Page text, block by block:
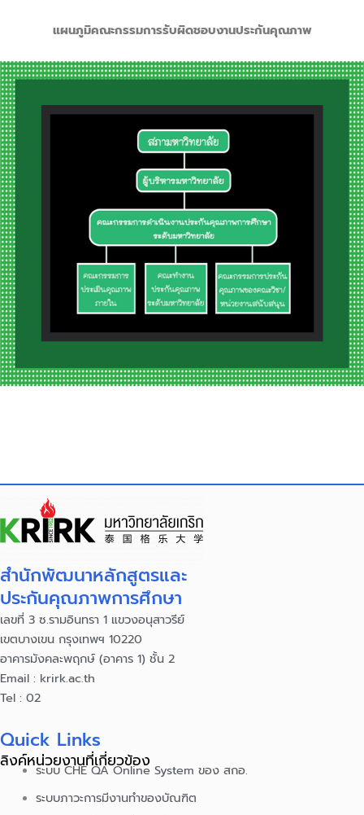
แผนภูมิคณะกรรมการรับผิดชอบงานประกันคุณภาพ
สำนักพัฒนาหลักสูตรและ
ประกันคุณภาพการศึกษา
เลขที่ 3 ซ.รามอินทรา 1 แขวงอนุสาวรีย์
เขตบางเขน กรุงเทพฯ 10220
อาคารมังคละพฤกษ์ (อาคาร 1) ชั้น 2
Email : krirk.ac.th
Tel : 02
Quick Links
ลิงค์หน่วยงานที่เกี่ยวข้อง
ระบบ CHE QA Online System ของ สกอ.
ระบบภาวะการมีงานทำของบัณฑิต